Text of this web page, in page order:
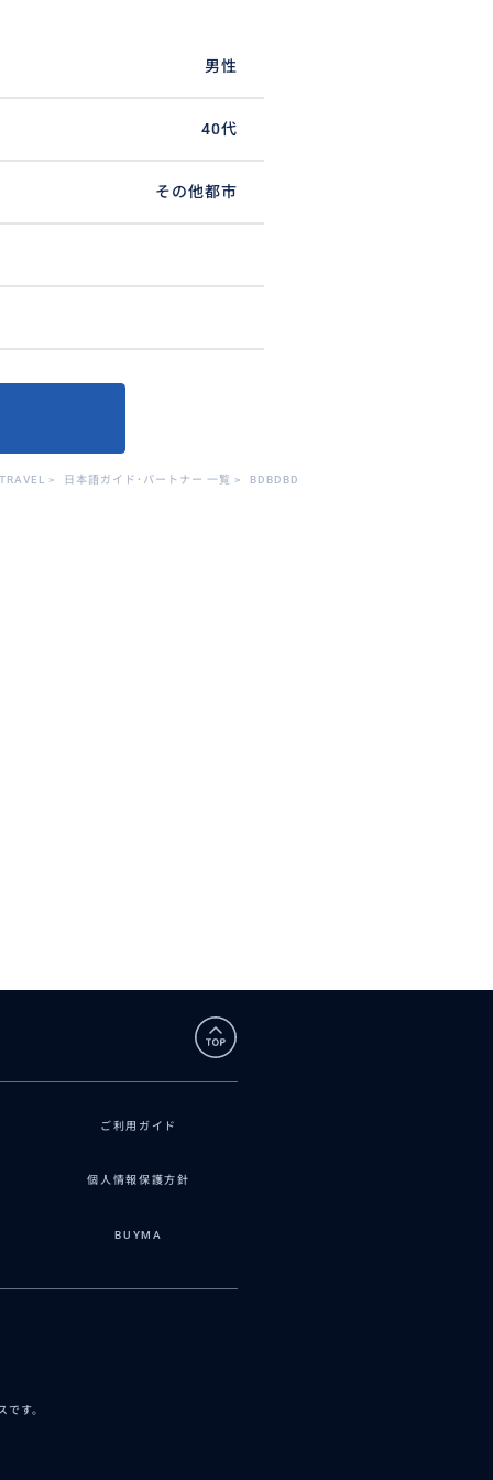
男性
40代
その他都市
> 日本語ガイド･パートナー 一覧 > BDBDBD
ご利用ガイド
個人情報保護方針
BUYMA
す。